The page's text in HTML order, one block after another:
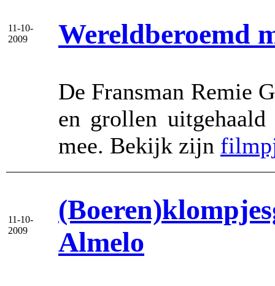
11-10-
2009
Wereldberoemd
De Fransman Remie
en grollen
mee. Bekijk zijn
11-10-
2009
Almelo